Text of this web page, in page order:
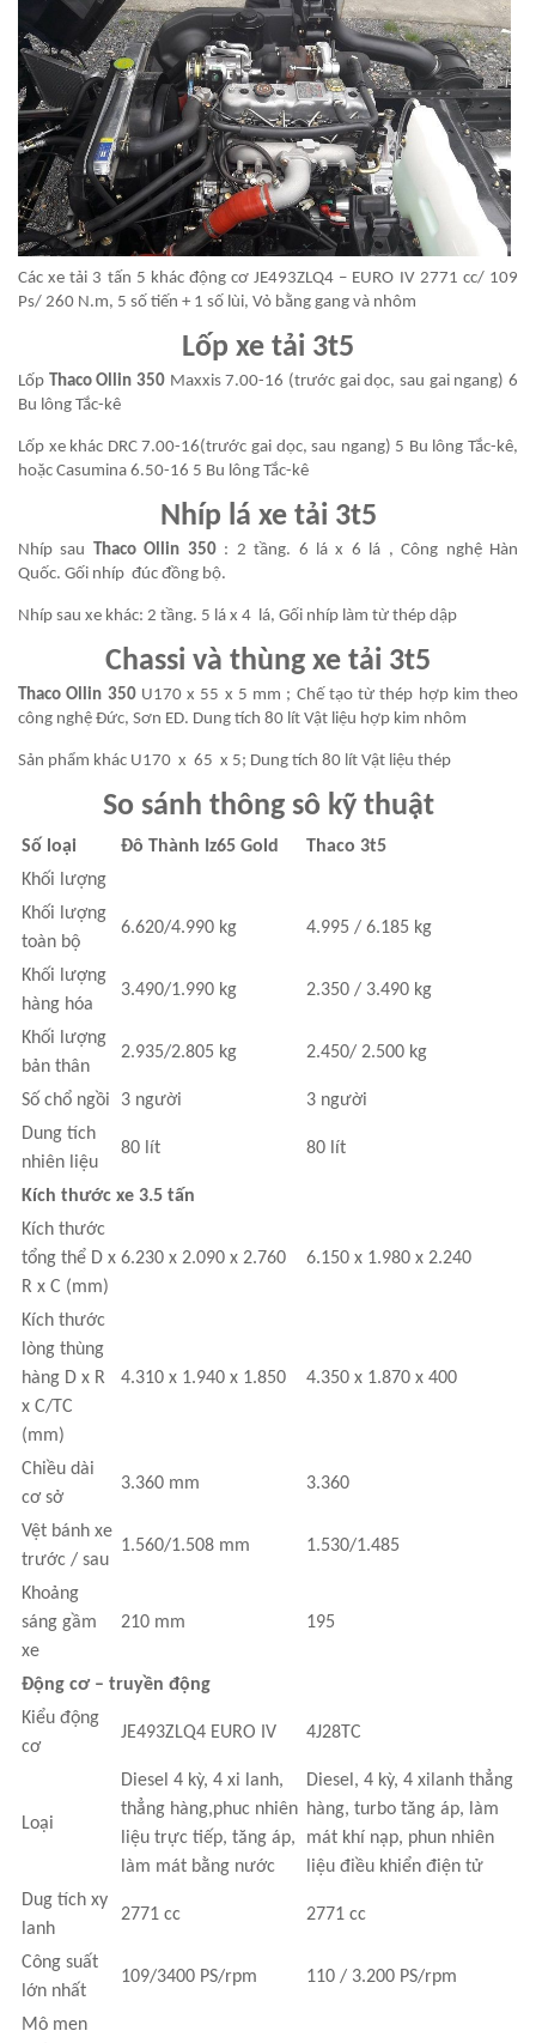
Các xe tải 3 tấn 5 khác động cơ JE493ZLQ4 – EURO IV 2771 cc/ 109
Ps/ 260 N.m, 5 số tiến + 1 số lùi, Vỏ bằng gang và nhôm
Lốp xe tải 3t5
Lốp Thaco Ollin 350 Maxxis 7.00-16 (trước gai dọc, sau gai ngang) 6
Bu lông Tắc-kê
Lốp xe khác DRC 7.00-16(trước gai dọc, sau ngang) 5 Bu lông Tắc-kê,
hoặc Casumina 6.50-16 5 Bu lông Tắc-kê
Nhíp lá xe tải 3t5
Nhíp sau Thaco Ollin 350 : 2 tầng. 6 lá x 6 lá , Công nghệ Hàn
Quốc. Gối nhíp đúc đồng bộ.
Nhíp sau xe khác: 2 tầng. 5 lá x 4 lá, Gối nhíp làm từ thép dập
Chassi và thùng xe tải 3t5
Thaco Ollin 350 U170 x 55 x 5 mm ; Chế tạo từ thép hợp kim theo
công nghệ Đức, Sơn ED. Dung tích 80 lít Vật liệu hợp kim nhôm
Sản phẩm khác U170 x 65 x 5; Dung tích 80 lít Vật liệu thép
So sánh thông sô kỹ thuật
Số loại Đô Thành Iz65 Gold
Thaco 3t5
Khối lượng
Khối lượng
toàn bộ
6.620/4.990 kg 4.995 / 6.185 kg
Khối lượng
hàng hóa
3.490/1.990 kg 2.350 / 3.490 kg
Khối lượng
bản thân
2.935/2.805 kg 2.450/ 2.500 kg
Số chổ ngồi 3 người
3 người
Dung tích
nhiên liệu
80 lít 80 lít
Kích thước xe 3.5 tấn
Kích thước
tổng thể D x
R x C (mm)
6.230 x 2.090 x 2.760 6.150 x 1.980 x 2.240
Kích thước
lòng thùng
hàng D x R
x C/TC
(mm)
4.310 x 1.940 x 1.850 4.350 x 1.870 x 400
Chiều dài
cơ sở
3.360 mm 3.360
Vệt bánh xe
trước / sau
1.560/1.508 mm 1.530/1.485
Khoảng
sáng gầm
xe
210 mm 195
Động cơ – truyền động
Kiểu động
cơ
JE493ZLQ4 EURO IV 4J28TC
Loại
Diesel 4 kỳ, 4 xi lanh,
thẳng hàng,phuc nhiên
liệu trực tiếp, tăng áp,
làm mát bằng nước
Diesel, 4 kỳ, 4 xilanh thẳng
hàng, turbo tăng áp, làm
mát khí nạp, phun nhiên
liệu điều khiển điện tử
Dug tích xy
lanh
2771 cc 2771 cc
Công suất
lớn nhất
109/3400 PS/rpm 110 / 3.200 PS/rpm
Mô men